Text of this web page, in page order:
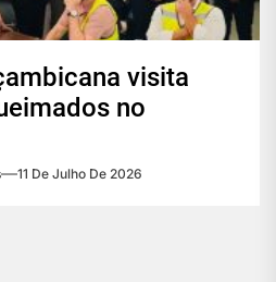
visita
no
11 De Julho De 2026